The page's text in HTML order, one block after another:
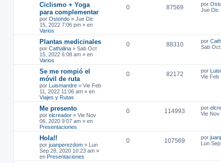
Ciclismo + Yoga
para complementar
por Ostondo » Jue Dic
15, 2022 7:06 pm » en
Varios
0 87569 por
Jue Dic
Plantas medicinales
por Cathalina » Sab Oct
15, 2022 6:08 am » en
Varios
0 88310 por
Sab
Se me rompió el
móvil de ruta
por Luismandre » Vie Feb
11, 2022 11:06 am » en
Viajes y Rutas
0 82172 por
Vie Feb
Me presento
por elcreador » Vie Nov
06, 2020 9:07 am » en
Presentaciones
0 114993 por
Vie Nov
Hola!!
por juanperezdom » Lun
Sep 28, 2020 10:23 am »
en Presentaciones
0 107569 por
Lun